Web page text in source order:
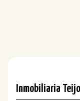
Inmobiliaria